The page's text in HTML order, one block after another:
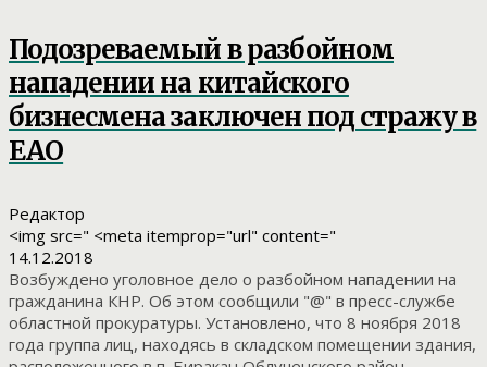
Подозреваемый в разбойном
нападении на китайского
бизнесмена заключен под стражу в
ЕАО
Редактор
<img src=" <meta itemprop="url" content="
14.12.2018
Возбуждено уголовное дело о разбойном нападении на
гражданина КНР. Об этом сообщили "@" в пресс-службе
областной прокуратуры. Установлено, что 8 ноября 2018
года группа лиц, находясь в складском помещении здания,